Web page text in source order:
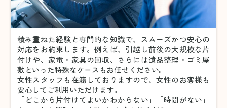
積み重ねた経験と専門的な知識で、スムーズかつ安心の
対応をお約束します。例えば、引越し前後の大規模な片
付けや、家電・家具の回収、さらには遺品整理・ゴミ屋
敷といった特殊なケースもお任せください。
女性スタッフも在籍しておりますので、女性のお客様も
安心してご利用いただけます。
「どこから片付けてよいかわからない」「時間がない」